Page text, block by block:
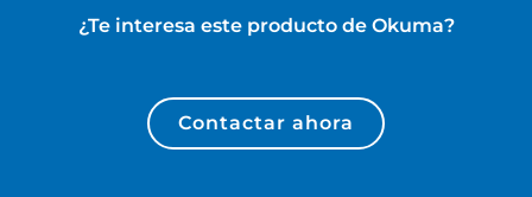
¿Te interesa este producto de Okuma?
Contactar ahora